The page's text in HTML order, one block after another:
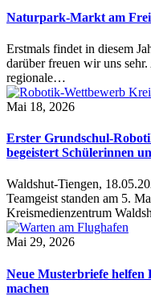
Naturpark-Markt am
Erstmals findet in diesem
darüber freuen wir uns
regionale…
Mai 18, 2026
Erster Grundschul-
begeistert Schülerinnen
Waldshut-Tiengen,
Teamgeist standen am 5.
Kreismedienzentrum
Mai 29, 2026
Neue Musterbriefe helfen
machen